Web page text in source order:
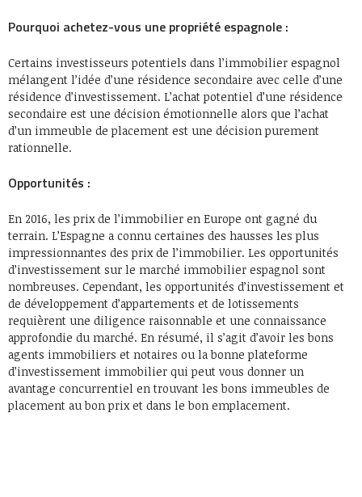
Pourquoi achetez-vous une propriété espagnole :
Certains investisseurs potentiels dans l’immobilier espagnol
mélangent l’idée d’une résidence secondaire avec celle d’une
résidence d’investissement. L’achat potentiel d’une résidence
secondaire est une décision émotionnelle alors que l’achat
d’un immeuble de placement est une décision purement
rationnelle.
Opportunités :
En 2016, les prix de l’immobilier en Europe ont gagné du
terrain. L’Espagne a connu certaines des hausses les plus
impressionnantes des prix de l’immobilier. Les opportunités
d’investissement sur le marché immobilier espagnol sont
nombreuses. Cependant, les opportunités d’investissement et
de développement d’appartements et de lotissements
requièrent une diligence raisonnable et une connaissance
approfondie du marché. En résumé, il s’agit d’avoir les bons
agents immobiliers et notaires ou la bonne plateforme
d’investissement immobilier qui peut vous donner un
avantage concurrentiel en trouvant les bons immeubles de
placement au bon prix et dans le bon emplacement.